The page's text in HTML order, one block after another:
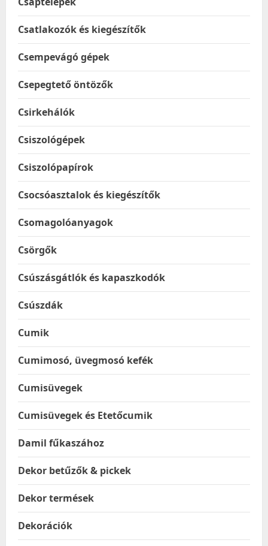
Csatlakozók és kiegészítők
Csempevágó gépek
Csepegtető öntözők
Csirkehálók
Csiszológépek
Csiszolópapírok
Csocsóasztalok és kiegészítők
Csomagolóanyagok
Csörgők
Csúszásgátlók és kapaszkodók
Csúszdák
Cumik
Cumimosó, üvegmosó kefék
Cumisüvegek
Cumisüvegek és Etetőcumik
Damil fűkaszához
Dekor betűzők & pickek
Dekor termések
Dekorációk